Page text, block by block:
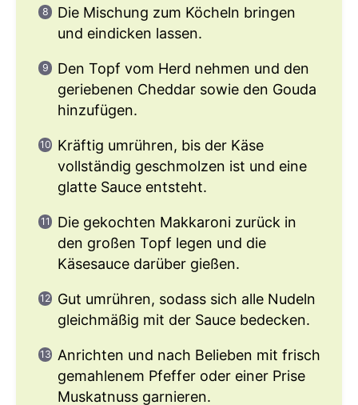
Die Mischung zum Köcheln bringen
und eindicken lassen.
Den Topf vom Herd nehmen und den
geriebenen Cheddar sowie den Gouda
hinzufügen.
Kräftig umrühren, bis der Käse
vollständig geschmolzen ist und eine
glatte Sauce entsteht.
Die gekochten Makkaroni zurück in
den großen Topf legen und die
Käsesauce darüber gießen.
Gut umrühren, sodass sich alle Nudeln
gleichmäßig mit der Sauce bedecken.
Anrichten und nach Belieben mit frisch
gemahlenem Pfeffer oder einer Prise
Muskatnuss garnieren.